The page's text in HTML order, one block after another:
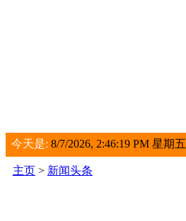
今天是: 8/7/2026, 2:46:19 PM 星期五
主页 > 新闻头条